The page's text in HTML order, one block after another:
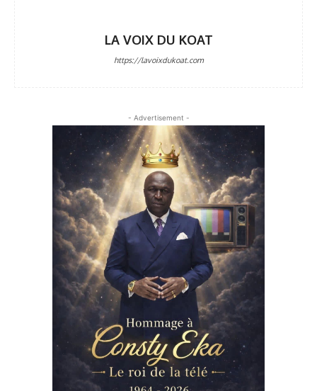
LA VOIX DU KOAT
https://lavoixdukoat.com
- Advertisement -